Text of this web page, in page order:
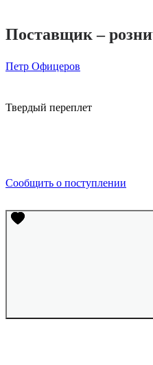
Поставщик –
Петр Офицеров
Твердый переплет
Сообщить о поступлении